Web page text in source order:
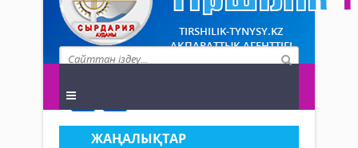
TIRSHILIK-TYNYSY.KZ
АҚПАРАТТЫҚ АГЕНТТІГІ
ЖАҢАЛЫҚТАР